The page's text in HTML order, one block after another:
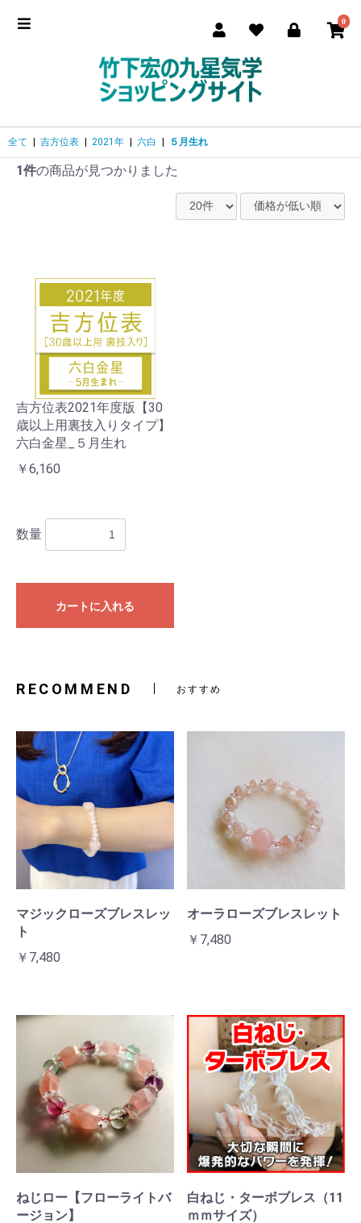
0
全て | 吉方位表 | 2021年 | 六白 | ５月生れ
1件の商品が見つかりました
吉方位表2021年度版【30
歳以上用裏技入りタイプ】
六白金星_５月生れ
￥6,160
数量
カートに入れる
RECOMMEND おすすめ
マジックローズブレスレッ
ト
￥7,480
オーラローズブレスレット
￥7,480
ねじロー【フローライトバ
ージョン】
白ねじ・ターボブレス（11
ｍｍサイズ）